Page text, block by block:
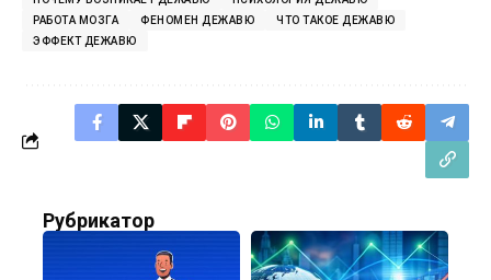
РАБОТА МОЗГА
ФЕНОМЕН ДЕЖАВЮ
ЧТО ТАКОЕ ДЕЖАВЮ
ЭФФЕКТ ДЕЖАВЮ
Рубрикатор